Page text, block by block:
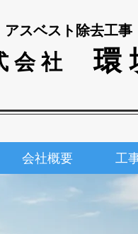
アスベスト除去工事​
会 社 環
会社概要 工